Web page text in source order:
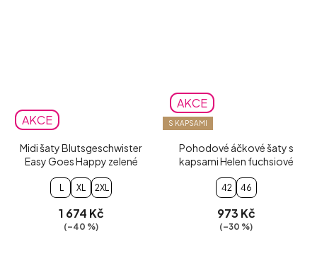
AKCE
Midi šaty Blutsgeschwister
Easy Goes Happy zelené
XL 2XL
1 674 Kč
(–40 %)
AKCE
S KAPSAMI
Pohodové áčkové šaty s
kapsami Helen fuchsiové
42 46
973 Kč
(–30 %)